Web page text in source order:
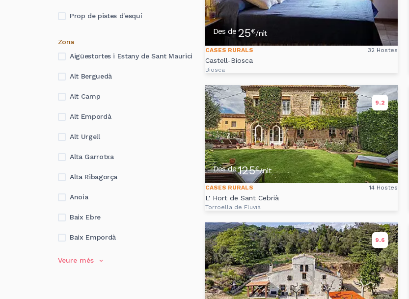
Prop de pistes d'esquí
Zona
Aigüestortes i Estany de Sant Maurici
Alt Berguedà
Alt Camp
Alt Empordà
Alt Urgell
Alta Garrotxa
Alta Ribagorça
Anoia
Baix Ebre
Baix Empordà
Veure més
Des de 25€/nit
CASES RURALS 32 Hostes
Castell-Biosca
Biosca
9.2
Des de125€/nit
CASES RURALS 14 Hostes
L' Hort de Sant Cebrià
Torroella de Fluvià
9.6